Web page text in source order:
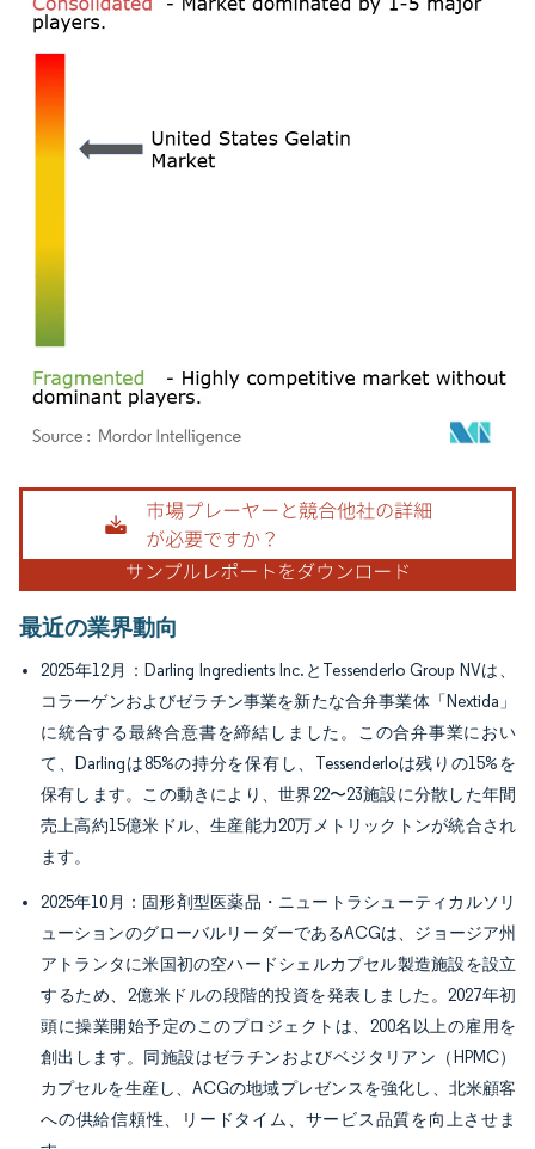
画像 © Mordor Intelligence。再利用にはCC BY 4.0の表示が必要です。
最近の業界動向
2025年12月：Darling Ingredients Inc.とTessenderlo Group NVは、
コラーゲンおよびゼラチン事業を新たな合弁事業体「Nextida」
に統合する最終合意書を締結しました。この合弁事業におい
て、Darlingは85%の持分を保有し、Tessenderloは残りの15%を
保有します。この動きにより、世界22〜23施設に分散した年間
売上高約15億米ドル、生産能力20万メトリックトンが統合され
ます。
2025年10月：固形剤型医薬品・ニュートラシューティカルソリ
ューションのグローバルリーダーであるACGは、ジョージア州
アトランタに米国初の空ハードシェルカプセル製造施設を設立
するため、2億米ドルの段階的投資を発表しました。2027年初
頭に操業開始予定のこのプロジェクトは、200名以上の雇用を
創出します。同施設はゼラチンおよびベジタリアン（HPMC）
カプセルを生産し、ACGの地域プレゼンスを強化し、北米顧客
への供給信頼性、リードタイム、サービス品質を向上させま